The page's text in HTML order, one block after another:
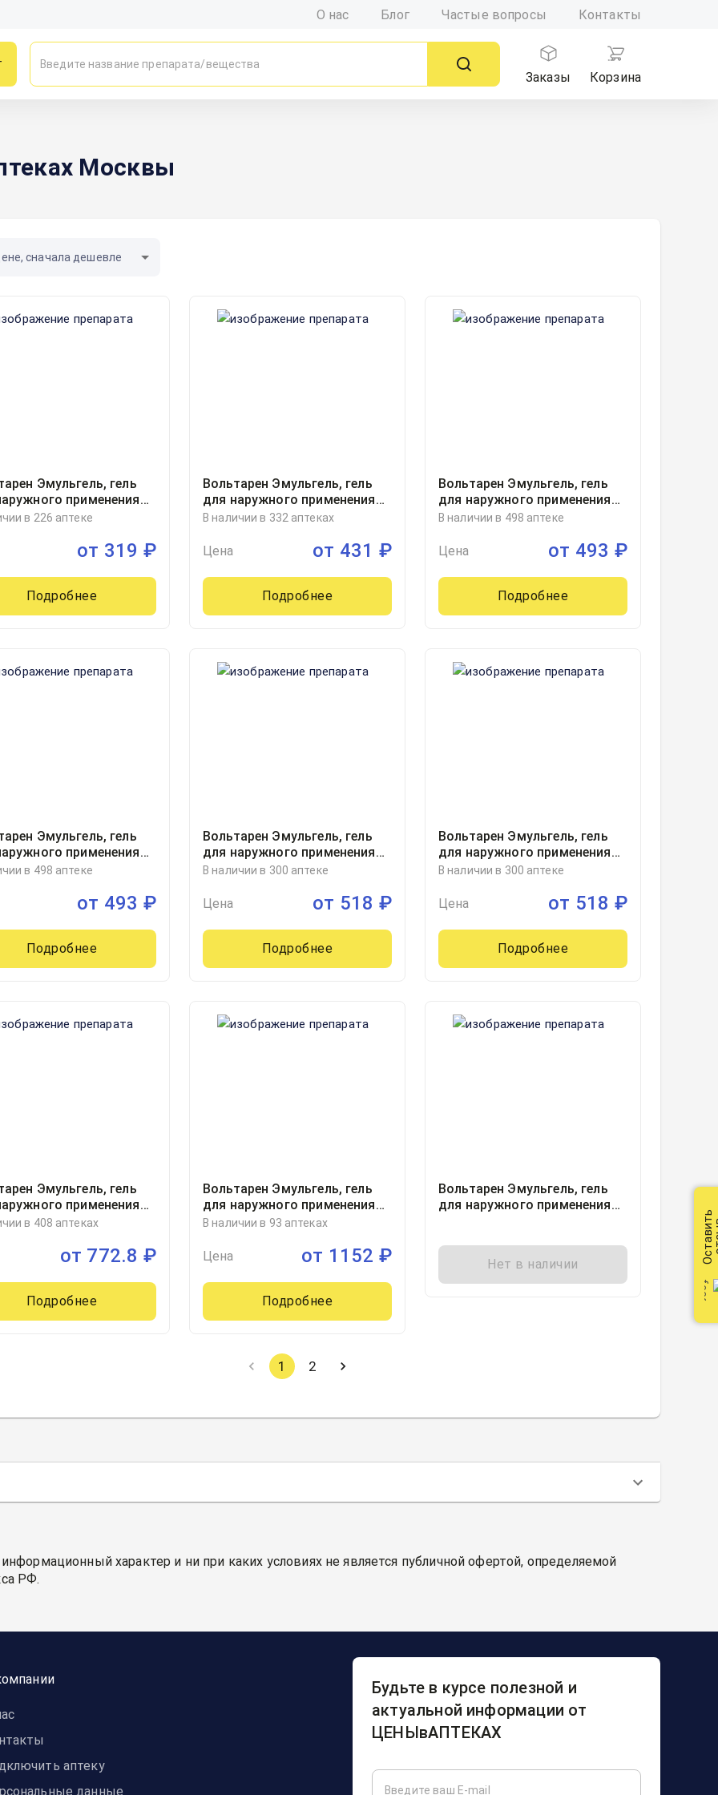
О нас Блог Частые вопросы Контакты
Заказы
Корзина
Москвы
сначала дешевле
Эмульгель, гель
применения
20грамм, 1
в 226 аптеке
от 319 ₽
Подробнее
Вольтарен Эмульгель, гель
для наружного применения
2% туба 30грамм, 1
В наличии в 332 аптеках
Цена от 431 ₽
Подробнее
Вольтарен Эмульгель, гель
для наружного применения
туба 50грамм, 1
В наличии в 498 аптеке
Цена от 493 ₽
Подробнее
Эмульгель, гель
применения
1, Новартис
в 498 аптеке
от 493 ₽
Подробнее
Вольтарен Эмульгель, гель
для наружного применения
2% туба 150грамм, 1
В наличии в 300 аптеке
Цена от 518 ₽
Подробнее
Вольтарен Эмульгель, гель
для наружного применения
2% туба 150грамм, 1,
С.А., Швейцария
В наличии в 300 аптеке
Цена от 518 ₽
Подробнее
Эмульгель, гель
применения
100грамм, 1
в 408 аптеках
от 772.8 ₽
Подробнее
Вольтарен Эмульгель, гель
для наружного применения
1% туба 150грамм, 1
В наличии в 93 аптеках
Цена от 1152 ₽
Подробнее
Вольтарен Эмульгель, гель
для наружного применения
Нет в наличии
1 2
характер и ни при каких условиях не является публичной офертой, определяемой
РФ.
аптеку
данные
Будьте в курсе полезной и
актуальной информации от
ЦЕНЫвАПТЕКАХ
Оставить